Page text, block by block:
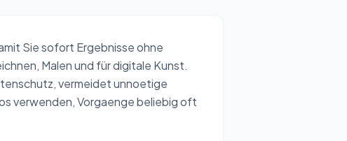
Sie sofort Ergebnisse ohne
Malen und für digitale Kunst.
vermeidet unnoetige
verwenden, Vorgaenge beliebig oft